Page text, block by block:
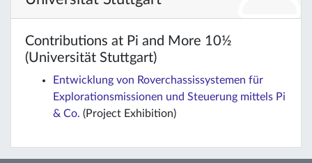
Contributions at Pi and More 10½
(Universität Stuttgart)
Entwicklung von Roverchassissystemen für
Explorationsmissionen und Steuerung mittels Pi
& Co. (Project Exhibition)